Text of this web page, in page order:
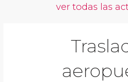
ver todas las